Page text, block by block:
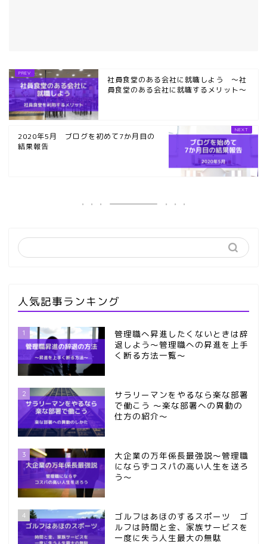
社員食堂のある会社に就職しよう ～社
員食堂のある会社に就職するメリット～
2020年5月 ブログを初めて7か月目の
結果報告
人気記事ランキング
1
管理職へ昇進したくないときは辞
退しよう～管理職への昇進を上手
く断る方法一覧～
2
サラリーマンをやるなら楽な部署
で働こう ～楽な部署への異動の
仕方の紹介～
3
大企業の万年係長最強説～管理職
にならずコスパの高い人生を送ろ
う～
4
ゴルフはあほのするスポーツ ゴ
ルフは時間と金、家族サービスを
一度に失う人生最大の無駄